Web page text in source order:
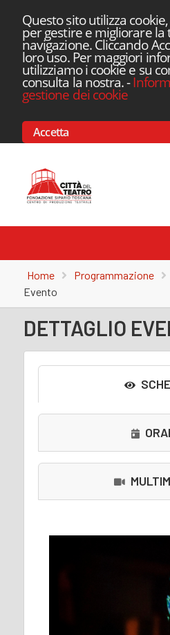
Questo sito utilizza
per gestire e migliorare la
navigazione. Cliccando
loro uso. Per maggiori
utilizziamo i cookie e su
consulta la nostra.-
gestione dei cookie
Accetta
Home Programmazione
Evento
DETTAGLIO